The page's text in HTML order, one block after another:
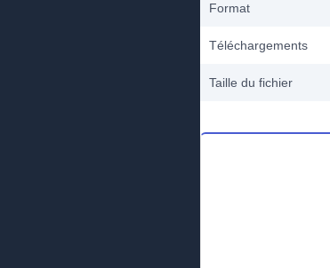
Format
Téléchargements
Taille du fichier